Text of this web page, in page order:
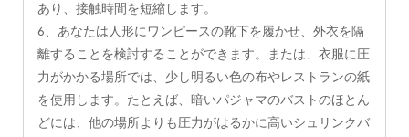
あり、接触時間を短縮します。
6、あなたは人形にワンピースの靴下を履かせ、外衣を隔
離することを検討することができます。または、衣服に圧
力がかかる場所では、少し明るい色の布やレストランの紙
を使用します。たとえば、暗いパジャマのバストのほとん
どには、他の場所よりも圧力がはるかに高いシュリンクバ